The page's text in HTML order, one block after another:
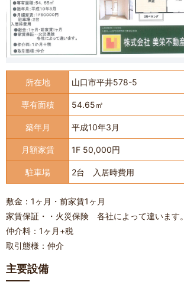
所在地 山口市平井578-5
専有面積 54.65㎡
築年月 平成10年3月
月額家賃 1F 50,000円
駐車場 2台 入居時費用
敷金：1ヶ月・前家賃1ヶ月
家賃保証・・火災保険 各社によって違います。
仲介料：1ヶ月+税
取引態様：仲介
主要設備